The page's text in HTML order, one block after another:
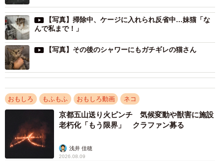
【写真】掃除中、ケージに入れられ反省中…妹猫「な
んで私まで！」
【写真】その後のシャワーにもガチギレの猫さん
おもしろ もふもふ おもしろ動画 ネコ
京都五山送り火ピンチ 気候変動や獣害に施設
老朽化「もう限界」 クラファン募る
浅井 佳穂
2026.08.09